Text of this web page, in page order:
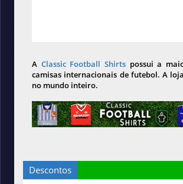
A Classic Football Shirts possui a
camisas internacionais de futebol. A
no mundo inteiro.
Descontos